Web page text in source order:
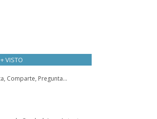
VISTO
Comparte, Pregunta...